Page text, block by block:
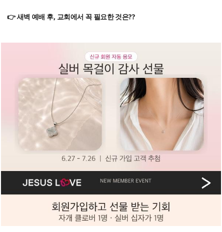
👉 새벽 예배 후, 교회에서 꼭 필요한 것은??